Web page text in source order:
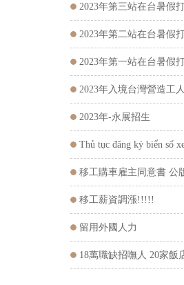
2023年第三站在台暑假
2023年第二站在台暑假
2023年第一站在台暑假
2023年入境台灣營造工人
2023年-永展招生
Thủ tục đăng ký biển số
移工購車雇主同意書 公
移工薪資調漲!!!!!
留用外國人力
18萬職缺招嘸人 20家飯